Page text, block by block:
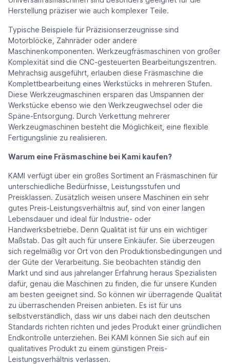
Herstellung präziser wie auch komplexer Teile.
Typische Beispiele für Präzisionserzeugnisse sind
Motorblöcke, Zahnräder oder andere
Maschinenkomponenten. Werkzeugfräsmaschinen von großer
Komplexität sind die CNC-gesteuerten Bearbeitungszentren.
Mehrachsig ausgeführt, erlauben diese Fräsmaschine die
Komplettbearbeitung eines Werkstücks in mehreren Stufen.
Diese Werkzeugmaschinen ersparen das Umspannen der
Werkstücke ebenso wie den Werkzeugwechsel oder die
Späne-Entsorgung. Durch Verkettung mehrerer
Werkzeugmaschinen besteht die Möglichkeit, eine flexible
Fertigungslinie zu realisieren.
Warum eine Fräsmaschine bei Kami kaufen?
KAMI verfügt über ein großes Sortiment an Fräsmaschinen für
unterschiedliche Bedürfnisse, Leistungsstufen und
Preisklassen. Zusätzlich weisen unsere Maschinen ein sehr
gutes Preis-Leistungsverhältnis auf, sind von einer langen
Lebensdauer und ideal für Industrie- oder
Handwerksbetriebe. Denn Qualität ist für uns ein wichtiger
Maßstab. Das gilt auch für unsere Einkäufer. Sie überzeugen
sich regelmäßig vor Ort von den Produktionsbedingungen und
der Güte der Verarbeitung. Sie beobachten ständig den
Markt und sind aus jahrelanger Erfahrung heraus Spezialisten
dafür, genau die Maschinen zu finden, die für unsere Kunden
am besten geeignet sind. So können wir überragende Qualität
zu überraschenden Preisen anbieten. Es ist für uns
selbstverständlich, dass wir uns dabei nach den deutschen
Standards richten richten und jedes Produkt einer gründlichen
Endkontrolle unterziehen. Bei KAMI können Sie sich auf ein
qualitatives Produkt zu einem günstigen Preis-
Leistungsverhältnis verlassen.